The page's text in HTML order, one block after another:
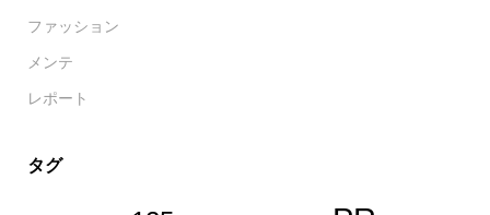
ファッション
メンテ
レポート
タグ